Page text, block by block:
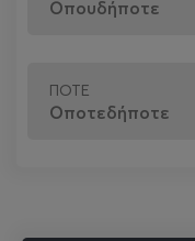
ΠΌΤΕ